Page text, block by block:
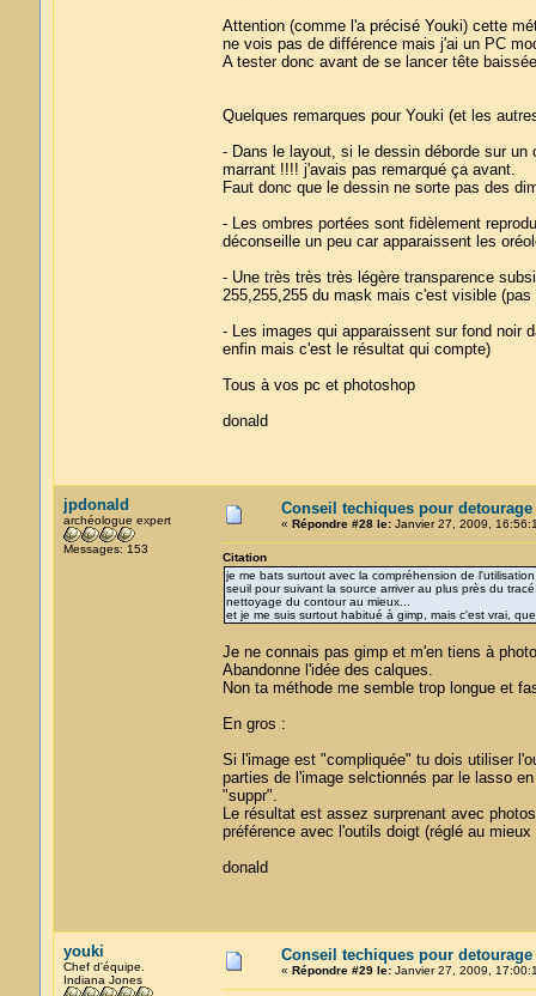
Attention (comme l'a précisé Youki) cette
ne vois pas de différence mais j'ai un PC
A tester donc avant de se lancer tête
Quelques remarques pour Youki (et les
- Dans le layout, si le dessin déborde sur
marrant !!!! j'avais pas remarqué ça avant.
Faut donc que le dessin ne sorte pas des
- Les ombres portées sont fidèlement
déconseille un peu car apparaissent les
- Une très très très légère transparence
255,255,255 du mask mais c'est visible
- Les images qui apparaissent sur fond noir
enfin mais c'est le résultat qui compte)
Tous à vos pc et photoshop
donald
jpdonald
archéologue expert
Messages: 153
Conseil techiques pour detourage
« Répondre #28 le:Janvier 27, 2009,
Citation
je me bats surtout avec la compréhension de
seuil pour suivant la source arriver au plus près du
nettoyage du contour au mieux...
et je me suis surtout habitué à gimp, mais c'est vrai,
Je ne connais pas gimp et m'en tiens à
Abandonne l'idée des calques.
Non ta méthode me semble trop longue et
En gros :
Si l'image est "compliquée" tu dois utiliser
parties de l'image selctionnés par le lasso
"suppr".
Le résultat est assez surprenant avec
préférence avec l'outils doigt (réglé au mieux
donald
youki
Chef d'équipe.
Indiana Jones
Conseil techiques pour detourage
« Répondre #29 le:Janvier 27, 2009,